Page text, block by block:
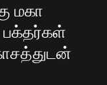
மகா
பக்தர்கள்